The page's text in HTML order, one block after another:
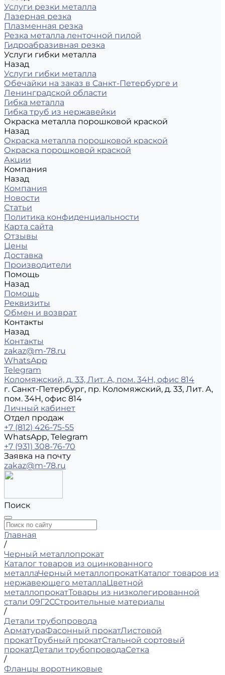
Услуги резки металла
Лазерная резка
Плазменная резка
Резка металла ленточной пилой
Гидроабразивная резка
Услуги гибки металла
Назад
Услуги гибки металла
Обечайки на заказ в Санкт-Петербурге и
Ленинградской области
Гибка металла
Гибка труб из нержавейки
Окраска металла порошковой краской
Назад
Окраска металла порошковой краской
Окраска порошковой краской
Акции
Компания
Назад
Компания
Новости
Статьи
Политика конфиденциальности
Карта сайта
Отзывы
Цены
Доставка
Производители
Помощь
Назад
Помощь
Реквизиты
Обмен и возврат
Контакты
Назад
Контакты
zakaz@m-78.ru
WhatsApp
Telegram
Коломяжский, д. 33, Лит. А, пом. 34Н, офис 814
г. Санкт-Петербург, пр. Коломяжский, д. 33, Лит. А,
пом. 34Н, офис 814
Личный кабинет
Отдел продаж
+7 (812) 426-75-55
WhatsApp, Telegram
+7 (931) 308-76-70
Заявка на почту
zakaz@m-78.ru
Поиск
Главная
/
Черный металлопрокат
Каталог товаров из оцинкованного
металлаЧерный металлопрокатКаталог товаров из
нержавеющего металлаЦветной
металлопрокатТовары из низколегированной
стали 09Г2ССтроительные материалы
/
Детали трубопровода
АрматураФасонный прокатЛистовой
прокатТрубный прокатСтальной сортовый
прокатДетали трубопроводаСетка
/
Фланцы воротниковые